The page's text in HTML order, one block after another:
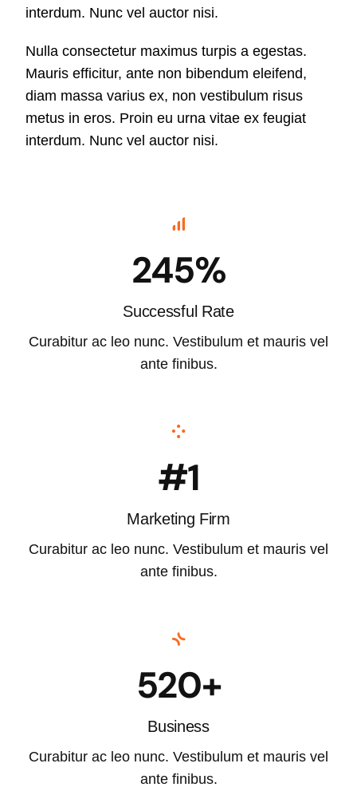
interdum. Nunc vel auctor nisi.
Nulla consectetur maximus turpis a egestas.
Mauris efficitur, ante non bibendum eleifend,
diam massa varius ex, non vestibulum risus
metus in eros. Proin eu urna vitae ex feugiat
interdum. Nunc vel auctor nisi.
245%
Successful Rate
Curabitur ac leo nunc. Vestibulum et mauris vel
ante finibus.
#1
Marketing Firm
Curabitur ac leo nunc. Vestibulum et mauris vel
ante finibus.
520+
Business
Curabitur ac leo nunc. Vestibulum et mauris vel
ante finibus.